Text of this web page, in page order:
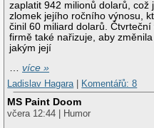
zaplatit 942 milionů dolarů, což
zlomek jejího ročního výnosu,
činil 60 miliard dolarů. Čtvrteční
firmě také nařizuje, aby změnila
jakým její
…více »
Ladislav Hagara
Komentářů: 8
MS Paint Doom
včera 12:44 | Humor